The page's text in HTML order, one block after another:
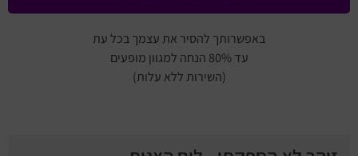
באפשרותך להסיר את עצמך בכל עת
עד 80% הנחה למגוון מופעים
(השירות ללא עלות)